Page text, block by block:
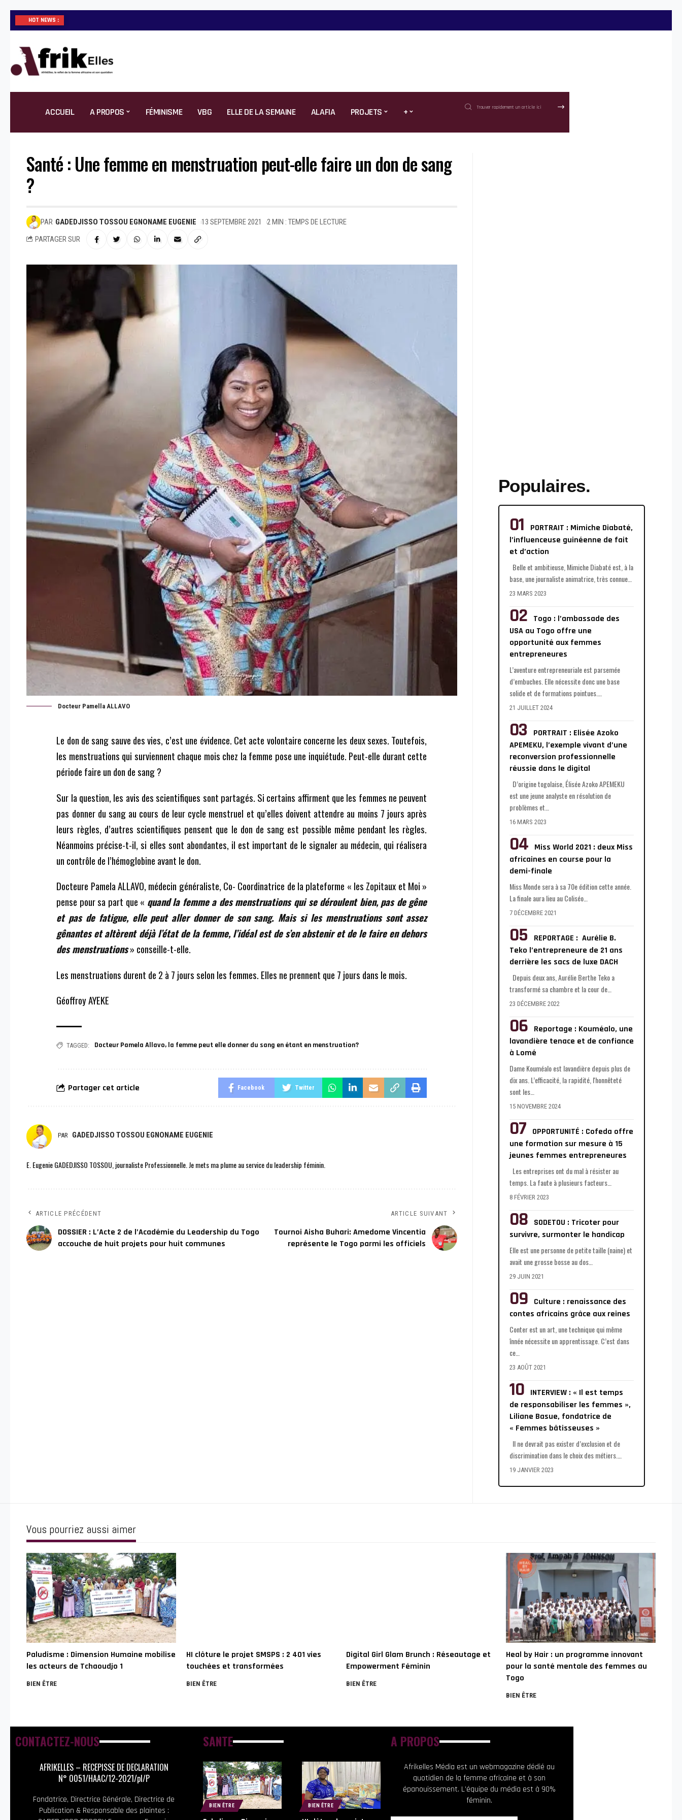
HOT NEWS :
ACCUEIL A PROPOS FÉMINISME VBG ELLE DE LA SEMAINE ALAFIA PROJETS +
Santé : Une femme en menstruation peut-elle faire un don de sang
?
PAR GADEDJISSO TOSSOU EGNONAME EUGENIE 13 SEPTEMBRE 2021
2 MIN : TEMPS DE LECTURE
PARTAGER SUR
Docteur Pamella ALLAVO
Le don de sang sauve des vies, c’est une évidence. Cet acte volontaire concerne les deux sexes. Toutefois,
les menstruations qui surviennent chaque mois chez la femme pose une inquiétude. Peut-elle durant cette
période faire un don de sang ?
Sur la question, les avis des scientifiques sont partagés. Si certains affirment que les femmes ne peuvent
pas donner du sang au cours de leur cycle menstruel et qu’elles doivent attendre au moins 7 jours après
leurs règles, d’autres scientifiques pensent que le don de sang est possible même pendant les règles.
Néanmoins précise-t-il, si elles sont abondantes, il est important de le signaler au médecin, qui réalisera
un contrôle de l’hémoglobine avant le don.
Docteure Pamela ALLAVO, médecin généraliste, Co- Coordinatrice de la plateforme « les Zopitaux et Moi »
pense pour sa part que « quand la femme a des menstruations qui se déroulent bien, pas de gêne
et pas de fatigue, elle peut aller donner de son sang. Mais si les menstruations sont assez
gênantes et altèrent déjà l’état de la femme, l’idéal est de s’en abstenir et de le faire en dehors
des menstruations» conseille-t-elle.
Les menstruations durent de 2 à 7 jours selon les femmes. Elles ne prennent que 7 jours dans le mois.
Géoffroy AYEKE
TAGGED: Docteur Pamela Allavo, la femme peut elle donner du sang en étant en menstruation?
Partager cet article Facebook Twitter
PAR GADEDJISSO TOSSOU EGNONAME EUGENIE
E. Eugenie GADEDJISSO TOSSOU, journaliste Professionnelle. Je mets ma plume au service du leadership féminin.
ARTICLE PRÉCÉDENT
DOSSIER : L’Acte 2 de l’Académie du Leadership du Togo
accouche de huit projets pour huit communes
ARTICLE SUIVANT
Tournoi Aisha Buhari: Amedome Vincentia
représente le Togo parmi les officiels
Populaires.
PORTRAIT : Mimiche Diabaté,
l’influenceuse guinéenne de fait
et d’action
Belle et ambitieuse, Mimiche Diabaté est, à la
base, une journaliste animatrice, très connue…
23 MARS 2023
Togo : l’ambassade des
USA au Togo offre une
opportunité aux femmes
entrepreneures
L’aventure entrepreneuriale est parsemée
d’embuches. Elle nécessite donc une base
solide et de formations pointues.
21 JUILLET 2024
PORTRAIT : Elisée Azoko
APEMEKU, l’exemple vivant d’une
reconversion professionnelle
réussie dans le digital
D’origine togolaise, Élisée Azoko APEMEKU
est une jeune analyste en résolution de
problèmes et
16 MARS 2023
Miss World 2021 : deux Miss
africaines en course pour la
demi-finale
Miss Monde sera à sa 70e édition cette année.
La finale aura lieu au Coliséo…
7 DÉCEMBRE 2021
REPORTAGE : Aurélie B.
Teko l’entrepreneure de 21 ans
derrière les sacs de luxe DACH
Depuis deux ans, Aurélie Berthe Teko a
transformé sa chambre et la cour de…
23 DÉCEMBRE 2022
Reportage : Kouméalo, une
lavandière tenace et de confiance
à Lomé
Dame Kouméalo est lavandière depuis plus de
dix ans. L’efficacité, la rapidité, l'honnêteté
sont les…
15 NOVEMBRE 2024
OPPORTUNITÉ : Cofeda offre
une formation sur mesure à 15
jeunes femmes entrepreneures
Les entreprises ont du mal à résister au
temps. La faute à plusieurs facteurs…
8 FÉVRIER 2023
SODETOU : Tricoter pour
survivre, surmonter le handicap
Elle est une personne de petite taille (naine) et
avait une grosse bosse au dos…
29 JUIN 2021
Culture : renaissance des
contes africains grâce aux reines
Conter est un art, une technique qui même
înnée nécessite un apprentissage. C’est dans
ce…
23 AOÛT 2021
INTERVIEW : « Il est temps
de responsabiliser les femmes »,
Liliane Basue, fondatrice de
« Femmes bâtisseuses »
Il ne devrait pas exister d’exclusion et de
discrimination dans le choix des métiers.
19 JANVIER 2023
Vous pourriez aussi aimer
Paludisme : Dimension Humaine mobilise
les acteurs de Tchaoudjo 1
BIEN ÊTRE
HI clôture le projet SMSPS : 2 401 vies
touchées et transformées
BIEN ÊTRE
Digital Girl Glam Brunch : Réseautage et
Empowerment Féminin
BIEN ÊTRE
Heal by Hair : un programme innovant
pour la santé mentale des femmes au
Togo
BIEN ÊTRE
CONTACTEZ-NOUS
AFRIKELLES – RECEPISSE DE DECLARATION
N° 0051/HAAC/12-2021/pl/P
Fondatrice, Directrice Générale, Directrice de
Publication & Responsable des plaintes :
SANTE
BIEN ÊTRE BIEN ÊTRE
A PROPOS
Afrikelles Média est un webmagazine dédié au
quotidien de la femme africaine et à son
épanouissement. L’équipe du média est à 90%
féminin.